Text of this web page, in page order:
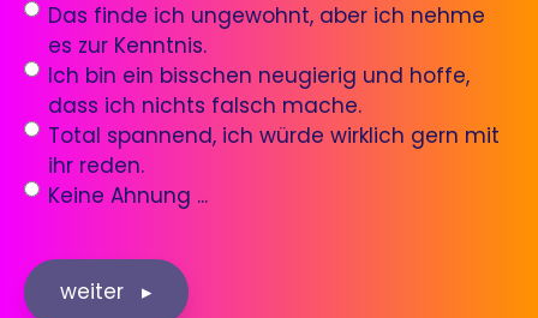
Das finde ich ungewohnt, aber ich nehme
es zur Kenntnis.
Ich bin ein bisschen neugierig und hoffe,
dass ich nichts falsch mache.
Total spannend, ich würde wirklich gern mit
ihr reden.
Keine Ahnung ...